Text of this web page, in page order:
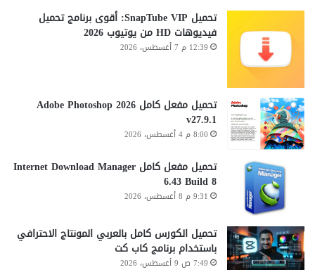
تحميل SnapTube VIP: أقوى برنامج تحميل
فيديوهات HD من يوتيوب 2026
12:39 م 7 أغسطس، 2026
تحميل مفعل كامل Adobe Photoshop 2026
v27.9.1
8:00 م 4 أغسطس، 2026
تحميل مفعل كامل Internet Download Manager
6.43 Build 8
9:31 م 8 أغسطس، 2026
تحميل الكورس كامل بالعربي المونتاج الاحترافي
باستخدام برنامج كاب كت
7:49 ص 9 أغسطس، 2026